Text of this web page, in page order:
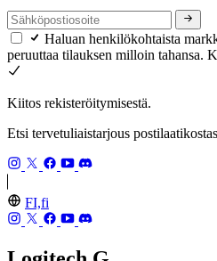
Haluan henkilökohtaista
peruuttaa tilauksen milloin tahansa.
Kiitos rekisteröitymisestä.
Etsi tervetuliaistarjous
FI,fi